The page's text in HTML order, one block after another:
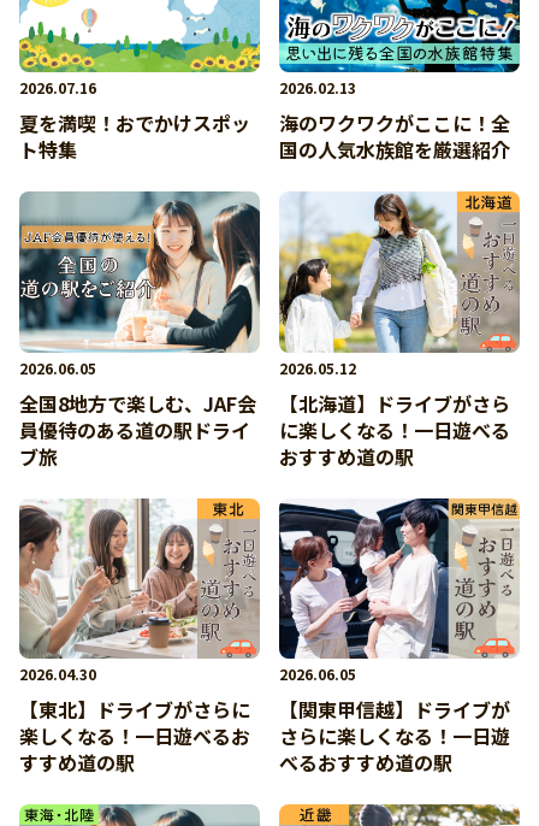
2026.07.16
夏を満喫！おでかけスポッ
ト特集
2026.02.13
海のワクワクがここに！全
国の人気水族館を厳選紹介
2026.06.05
全国8地方で楽しむ、JAF会
員優待のある道の駅ドライ
ブ旅
2026.05.12
【北海道】ドライブがさら
に楽しくなる！一日遊べる
おすすめ道の駅
2026.04.30
【東北】ドライブがさらに
楽しくなる！一日遊べるお
すすめ道の駅
2026.06.05
【関東甲信越】ドライブが
さらに楽しくなる！一日遊
べるおすすめ道の駅